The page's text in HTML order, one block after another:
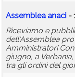
Assemblea anaci -
Riceviamo e
dell'Assemblea
Amministratori
giugno, a
tra gli ordini del